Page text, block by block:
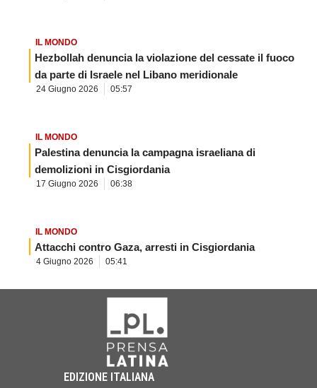
IL MONDO
Hezbollah denuncia la violazione del cessate il fuoco
da parte di Israele nel Libano meridionale
24 Giugno 2026 05:57
IL MONDO
Palestina denuncia la campagna israeliana di
demolizioni in Cisgiordania
17 Giugno 2026 06:38
IL MONDO
Attacchi contro Gaza, arresti in Cisgiordania
4 Giugno 2026 05:41
EDIZIONE ITALIANA